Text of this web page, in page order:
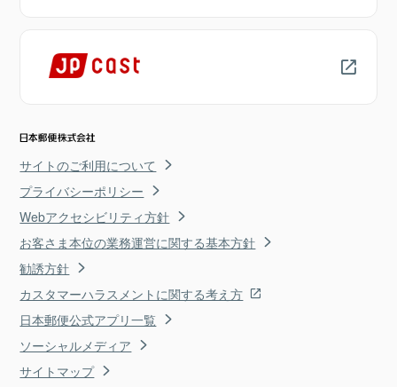
サイトのご利用について
プライバシーポリシー
Webアクセシビリティ方針
お客さま本位の業務運営に関する基本方針
勧誘方針
カスタマーハラスメントに関する考え方
日本郵便公式アプリ一覧
ソーシャルメディア
サイトマップ